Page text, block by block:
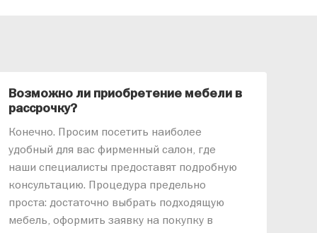
Возможно ли приобретение мебели в
рассрочку?
Конечно. Просим посетить наиболее
удобный для вас фирменный салон, где
наши специалисты предоставят подробную
консультацию. Процедура предельно
проста: достаточно выбрать подходящую
мебель, оформить заявку на покупку в